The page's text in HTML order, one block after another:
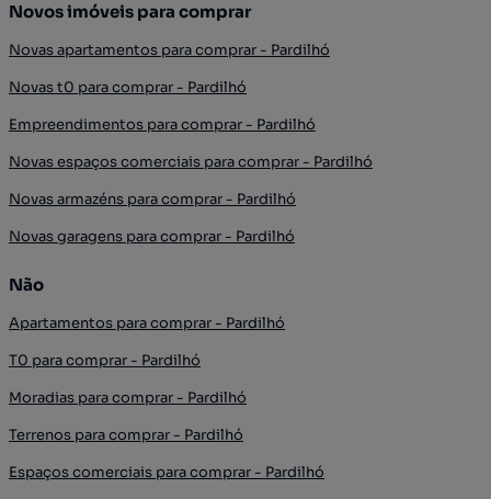
Novos imóveis para comprar
Novas apartamentos para comprar - Pardilhó
Novas t0 para comprar - Pardilhó
Empreendimentos para comprar - Pardilhó
Novas espaços comerciais para comprar - Pardilhó
Novas armazéns para comprar - Pardilhó
Novas garagens para comprar - Pardilhó
Não
Apartamentos para comprar - Pardilhó
T0 para comprar - Pardilhó
Moradias para comprar - Pardilhó
Terrenos para comprar - Pardilhó
Espaços comerciais para comprar - Pardilhó